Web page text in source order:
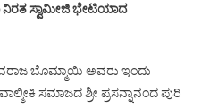
ಸ್ವಾಮೀಜಿ ಭೇಟಿಯಾದ
ಬೊಮ್ಮಾಯಿ ಅವರು ಇಂದು
ಸಮಾಜದ ಶ್ರೀ ಪ್ರಸನ್ನಾನಂದ ಪುರಿ